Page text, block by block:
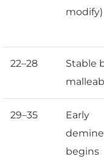
modify)
22–28
Stable
29–35
Early
begins